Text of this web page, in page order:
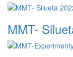
MMT-